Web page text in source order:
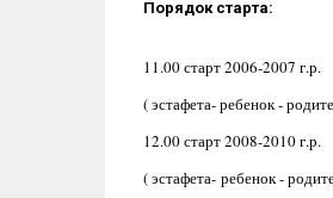
Порядок старта:
11.00 старт 2006-2007 г.р.
( эстафета- ребенок -
12.00 старт 2008-2010 г.р.
( эстафета- ребенок-